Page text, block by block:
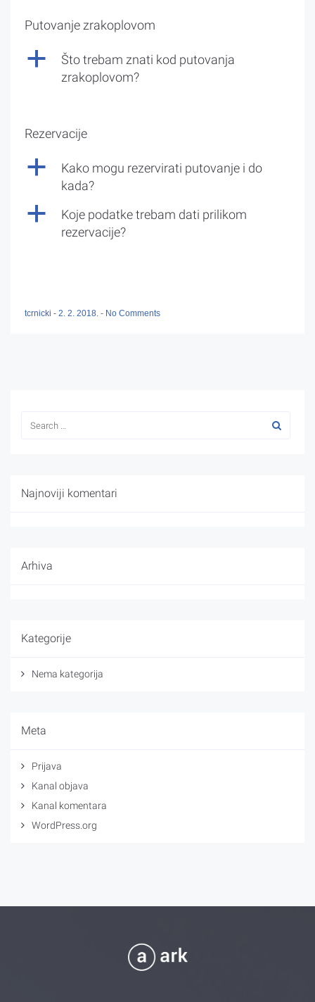
Putovanje zrakoplovom
a
Što trebam znati kod putovanja
zrakoplovom?
Rezervacije
a
Kako mogu rezervirati putovanje i do
kada?
a
Koje podatke trebam dati prilikom
rezervacije?
tcrnicki - 2. 2. 2018. - No Comments
Najnoviji komentari
Arhiva
Kategorije
Nema kategorija
Meta
Prijava
Kanal objava
Kanal komentara
WordPress.org